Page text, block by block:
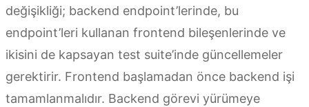
değişikliği; backend endpoint’lerinde, bu
endpoint’leri kullanan frontend bileşenlerinde ve
ikisini de kapsayan test suite’inde güncellemeler
gerektirir. Frontend başlamadan önce backend işi
tamamlanmalıdır. Backend görevi yürümeye